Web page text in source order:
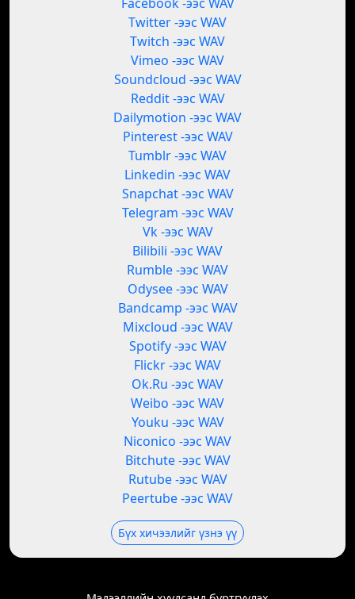
Twitter -ээс WAV
Twitch -ээс WAV
Vimeo -ээс WAV
Soundcloud -ээс WAV
Reddit -ээс WAV
Dailymotion -ээс WAV
Pinterest -ээс WAV
Tumblr -ээс WAV
Linkedin -ээс WAV
Snapchat -ээс WAV
Telegram -ээс WAV
Vk -ээс WAV
Bilibili -ээс WAV
Rumble -ээс WAV
Odysee -ээс WAV
Bandcamp -ээс WAV
Mixcloud -ээс WAV
Spotify -ээс WAV
Flickr -ээс WAV
Ok.Ru -ээс WAV
Weibo -ээс WAV
Youku -ээс WAV
Niconico -ээс WAV
Bitchute -ээс WAV
Rutube -ээс WAV
Peertube -ээс WAV
Бүх хичээлийг үзнэ үү